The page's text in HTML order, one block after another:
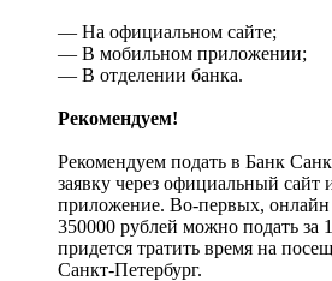
— На официальном сайте;
— В мобильном приложении;
— В отделении банка.
Рекомендуем!
Рекомендуем подать в Банк
заявку через официальный сайт
приложение. Во-первых, онлайн
350000 рублей можно подать за
придется тратить время на
Санкт-Петербург.